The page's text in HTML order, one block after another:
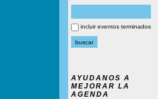
incluir eventos terminados
AYUDANOS A
MEJORAR LA
AGENDA